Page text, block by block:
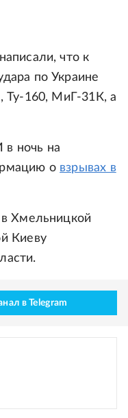
что к
по Украине
Ту-160, МиГ-31К, а
ночь на
о взрывах в
Хмельницкой
Киеву
в Telegram